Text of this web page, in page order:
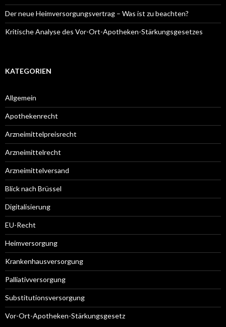
Der neue Heimversorgungsvertrag – Was ist zu beachten?
Kritische Analyse des Vor-Ort-Apotheken-Stärkungsgesetzes
KATEGORIEN
Allgemein
Apothekenrecht
Arzneimittelpreisrecht
Arzneimittelrecht
Arzneimittelversand
Blick nach Brüssel
Digitalisierung
EU-Recht
Heimversorgung
Krankenhausversorgung
Palliativversorgung
Substitutionsversorgung
Vor-Ort-Apotheken-Stärkungsgesetz